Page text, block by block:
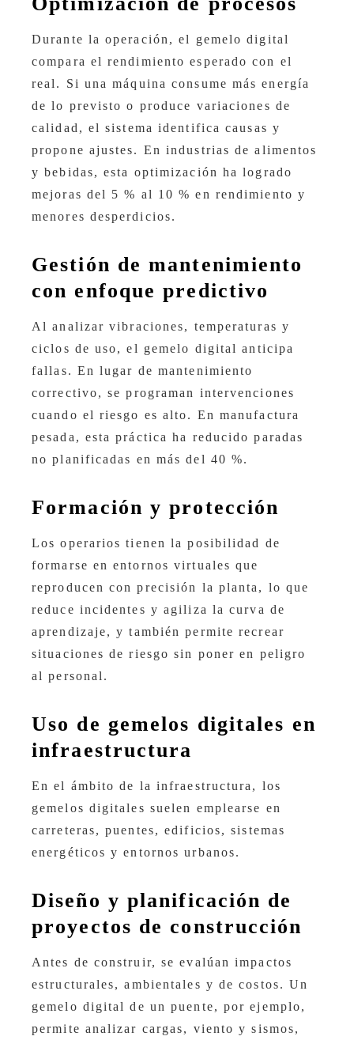
Durante la operación, el gemelo digital
compara el rendimiento esperado con el
real. Si una máquina consume más energía
de lo previsto o produce variaciones de
calidad, el sistema identifica causas y
propone ajustes. En industrias de alimentos
y bebidas, esta optimización ha logrado
mejoras del 5 % al 10 % en rendimiento y
menores desperdicios.
Gestión de mantenimiento
con enfoque predictivo
Al analizar vibraciones, temperaturas y
ciclos de uso, el gemelo digital anticipa
fallas. En lugar de mantenimiento
correctivo, se programan intervenciones
cuando el riesgo es alto. En manufactura
pesada, esta práctica ha reducido paradas
no planificadas en más del 40 %.
Formación y protección
Los operarios tienen la posibilidad de
formarse en entornos virtuales que
reproducen con precisión la planta, lo que
reduce incidentes y agiliza la curva de
aprendizaje, y también permite recrear
situaciones de riesgo sin poner en peligro
al personal.
Uso de gemelos digitales en
infraestructura
En el ámbito de la infraestructura, los
gemelos digitales suelen emplearse en
carreteras, puentes, edificios, sistemas
energéticos y entornos urbanos.
Diseño y planificación de
proyectos de construcción
Antes de construir, se evalúan impactos
estructurales, ambientales y de costos. Un
gemelo digital de un puente, por ejemplo,
permite analizar cargas, viento y sismos,